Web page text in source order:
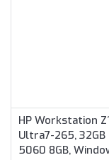
HP Workstation
Ultra7-265, 32GB
5060 8GB,